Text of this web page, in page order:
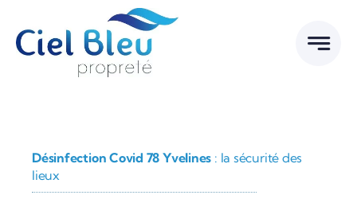
contenu
Désinfection Covid 78 Yvelines : la sécurité des
lieux